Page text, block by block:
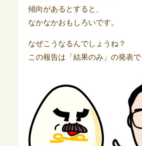
傾向があるとすると、
なかなかおもしろいです。
なぜこうなるんでしょうね？
この報告は「結果のみ」の発表で